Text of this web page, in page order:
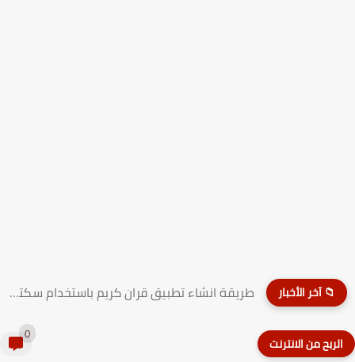
📁 آخر الأخبار طريقة انشاء تطبيق قران كريم باستخدام سكتشوير ( بدون...
من الانترنت